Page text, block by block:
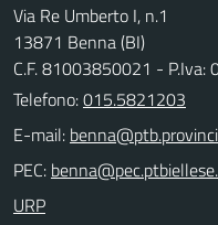
Via Re Umberto I, n.1
13871 Benna (BI)
C.F. 81003850021 -
Telefono:015.5821203
E-mail:
PEC:
URP